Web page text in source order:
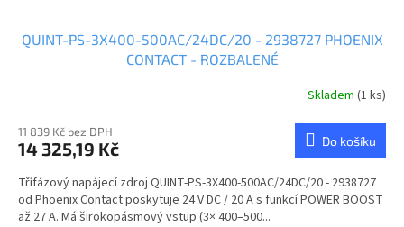
QUINT-PS-3X400-500AC/24DC/20 - 2938727 PHOENIX
CONTACT - ROZBALENÉ
Skladem (1 ks)
11 839 Kč bez DPH
14 325,19 Kč Do košíku
Třífázový napájecí zdroj QUINT-PS-3X400-500AC/24DC/20 - 2938727
od Phoenix Contact poskytuje 24 V DC / 20 A s funkcí POWER BOOST
až 27 A. Má širokopásmový vstup (3× 400–500...